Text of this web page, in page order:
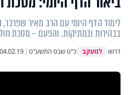
לימוד הדף היומי עם הרב מאיר
בבהירות ובמתיקות. והפעם – מסכת
דרשו למעקב כ"ט שבט התשע"ט |
04.02.19